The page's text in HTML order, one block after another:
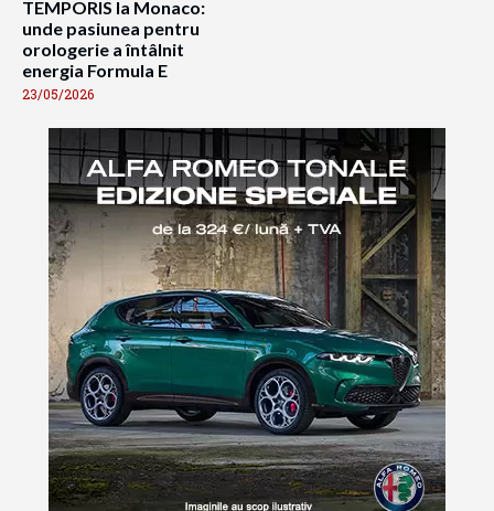
TEMPORIS la Monaco:
unde pasiunea pentru
orologerie a întâlnit
energia Formula E
23/05/2026